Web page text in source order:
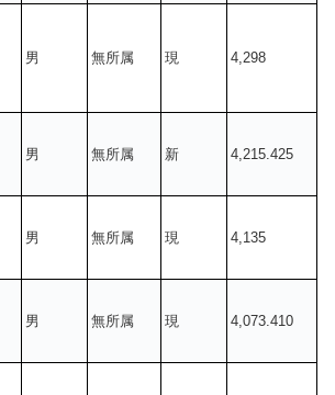
男 無所属 現 4,298
男 無所属 新 4,215.425
男 無所属 現 4,135
男 無所属 現 4,073.410